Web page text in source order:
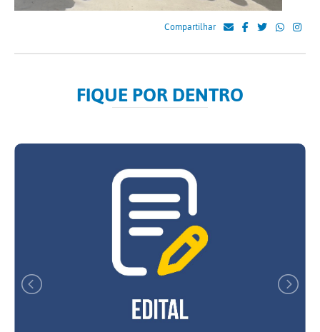
Compartilhar
FIQUE POR DENTRO